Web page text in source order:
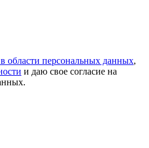
области персональных данных,
и даю свое согласие на